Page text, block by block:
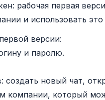
рабочая первая
и использовать
версии:
и паролю.
создать новый чат,
компании, который